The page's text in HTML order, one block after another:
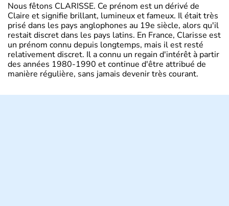
Nous fêtons CLARISSE. Ce prénom est un dérivé de
Claire et signifie brillant, lumineux et fameux. Il était très
prisé dans les pays anglophones au 19e siècle, alors qu'il
restait discret dans les pays latins. En France, Clarisse est
un prénom connu depuis longtemps, mais il est resté
relativement discret. Il a connu un regain d'intérêt à partir
des années 1980-1990 et continue d'être attribué de
manière régulière, sans jamais devenir très courant.